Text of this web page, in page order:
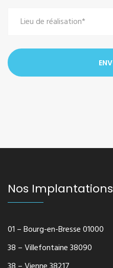
Nos Implantations
01 – Bourg-en-Bresse 01000
38 – Villefontaine 38090